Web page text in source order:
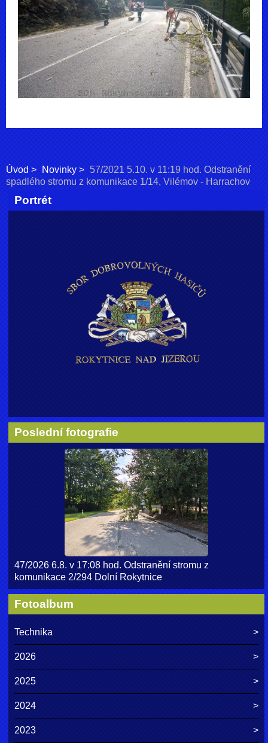
Úvod Novinky
57/2021 5.10. v 11:19 hod. Odstranění
spadlého stromu z komunikace 1/14, Vilémov - Harrachov
Portrét
Poslední fotografie
47/2026 6.8. v 17:08 hod. Odstranění stromu z
komunikace 2/294 Dolní Rokytnice
Fotoalbum
Technika
2026
2025
2024
2023